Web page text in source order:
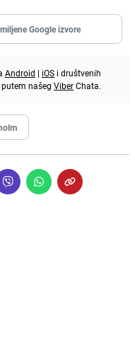
Google izvore
Android | iOS i društvenih
putem našeg ViberChata.